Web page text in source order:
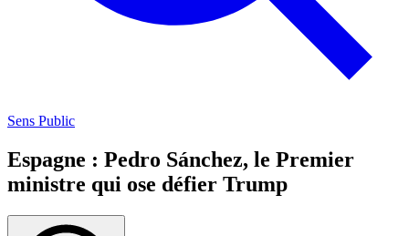
Sens Public
Espagne : Pedro Sánchez, le Premier
ministre qui ose défier Trump